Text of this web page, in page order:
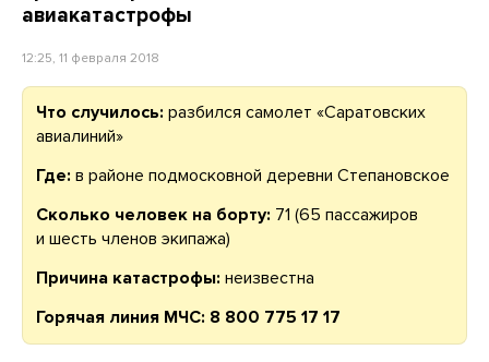
авиакатастрофы
12:25, 11 февраля 2018
Что случилось: разбился самолет «Саратовских
авиалиний»
Где: в районе подмосковной деревни Степановское
Сколько человек на борту: 71 (65 пассажиров
и шесть членов экипажа)
Причина катастрофы: неизвестна
Горячая линия МЧС: 8 800 775 17 17